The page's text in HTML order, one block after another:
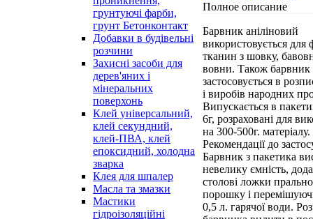
грунтуючі фарби,
грунт Бетонконтакт
Добавки в будівельні
розчини
Захисні засоби для
дерев'яних і
мінеральних
поверхонь
Клей універсальний,
клей секундний,
клей-ПВА, клей
епоксидний, холодна
зварка
Клея для шпалер
Масла та змазки
Мастики
гідроізоляційні
Полное описание
Барвник аніліновий
використовується для
тканин з шовку,
вовни. Також барвник
застосовується в
і виробів народних
Випускається в
6г, розраховані для
на 300-500г. матеріалу.
Рекомендації до
Барвник з пакетика
невелику ємність,
столові ложки
порошку і
0,5 л. гарячої води.